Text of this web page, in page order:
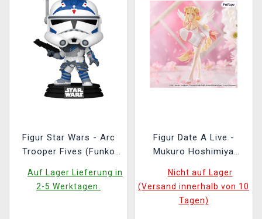
Figur Star Wars - Arc
Trooper Fives (Funko
Auf Lager Lieferung in
2-5 Werktagen.
Figur Date A Live -
Mukuro Hoshimiya
Verpackung)
Nicht auf Lager
(Versand innerhalb von 10
Tagen)